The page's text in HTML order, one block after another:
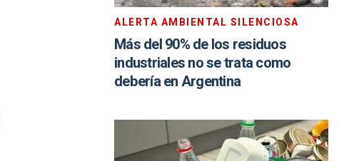
ALERTA AMBIENTAL SILENCIOSA
Más del 90% de los residuos
industriales no se trata como
debería en Argentina